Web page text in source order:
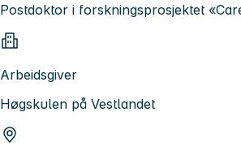
Postdoktor i forskningsprosjektet
Arbeidsgiver
Høgskulen på Vestlandet